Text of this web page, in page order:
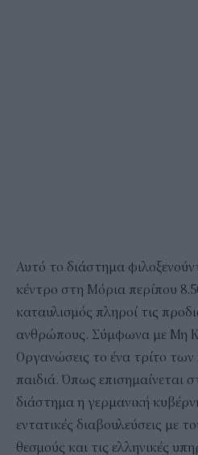
Αυτό το διάστημα
κέντρο στη Μόρια περίπου
καταυλισμός πληροί τις
ανθρώπους. Σύμφωνα με Μη
Οργανώσεις το ένα τρίτο
παιδιά. Όπως επισημαίνεται
διάστημα η γερμανική
εντατικές διαβουλεύσεις με
θεσμούς και τις ελληνικές